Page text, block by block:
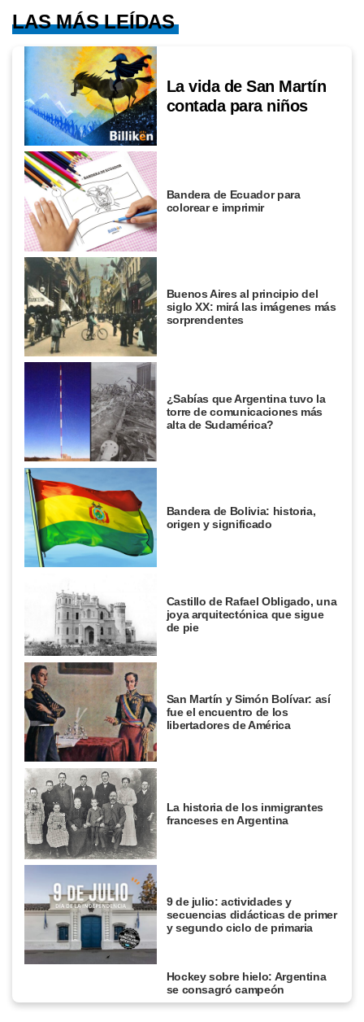
LAS MÁS LEÍDAS
La vida de San Martín
contada para niños
Bandera de Ecuador para
colorear e imprimir
Buenos Aires al principio del
siglo XX: mirá las imágenes más
sorprendentes
¿Sabías que Argentina tuvo la
torre de comunicaciones más
alta de Sudamérica?
Bandera de Bolivia: historia,
origen y significado
Castillo de Rafael Obligado, una
joya arquitectónica que sigue
de pie
San Martín y Simón Bolívar: así
fue el encuentro de los
libertadores de América
La historia de los inmigrantes
franceses en Argentina
9 de julio: actividades y
secuencias didácticas de primer
y segundo ciclo de primaria
Hockey sobre hielo: Argentina
se consagró campeón